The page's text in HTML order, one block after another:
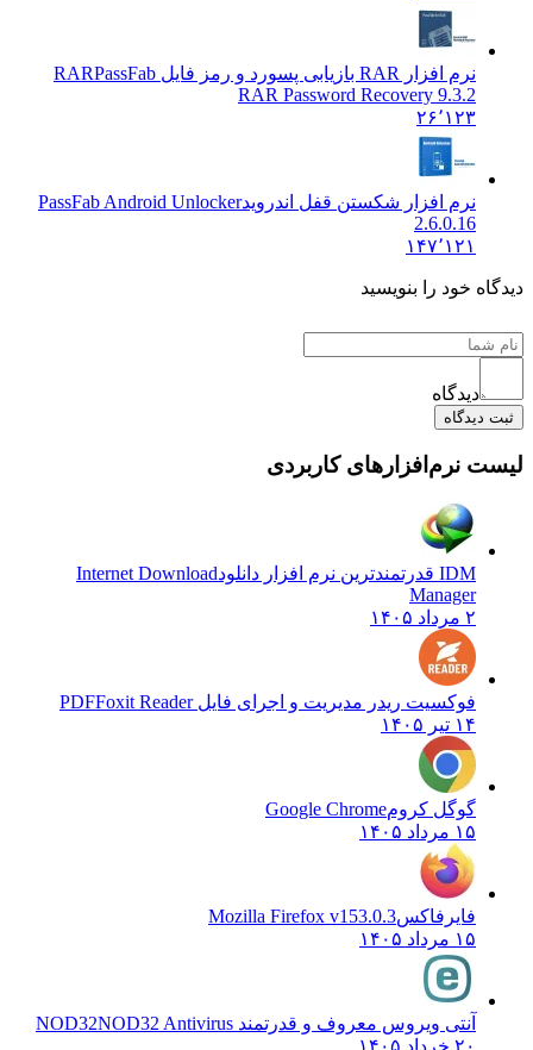
نرم افزار RAR بازیابی پسورد و رمز فایل RAR
PassFab
RAR Password Recovery 9.3.2
۲۶٬۱۲۳
نرم افزار شکستن قفل اندرویدPassFab Android Unlocker
2.6.0.16
۱۴۷٬۱۲۱
دیدگاه خود را بنویسید
دیدگاه
ثبت دیدگاه
لیست نرم‌افزارهای کاربردی
IDM قدرتمندترین نرم افزار دانلود
Internet Download
Manager
۲ مرداد ۱۴۰۵
فوکسیت ریدر مدیریت و اجرای فایل PDFFoxit Reader
۱۴ تیر ۱۴۰۵
گوگل کرومGoogle Chrome
۱۵ مرداد ۱۴۰۵
فایرفاکسMozilla Firefox v153.0.3
۱۵ مرداد ۱۴۰۵
آنتی ویروس معروف و قدرتمند NOD32 NOD32 Antivirus